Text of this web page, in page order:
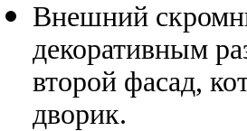
Внешний
декоративным
второй фасад,
дворик.